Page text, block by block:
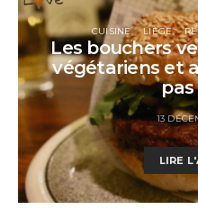
CUISINE LIÈGE
Les bouchers
végétariens et
pas
13
LIRE